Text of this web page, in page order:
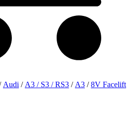
Audi / A3 / S3 / RS3 / A3 /8V Facelift